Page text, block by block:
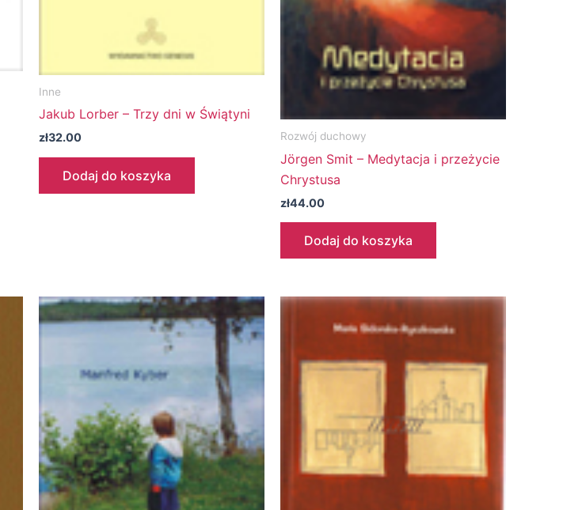
Inne
Jakub Lorber – Trzy dni w Świątyni
zł32.00
Dodaj do koszyka
Rozwój duchowy
Jörgen Smit – Medytacja i przeżycie
Chrystusa
zł44.00
Dodaj do koszyka